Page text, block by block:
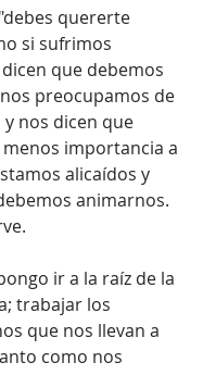
quererte
si sufrimos
que debemos
preocupamos de
nos dicen que
importancia a
alicaídos y
animarnos.
ir a la raíz de la
trabajar los
que nos llevan a
como nos